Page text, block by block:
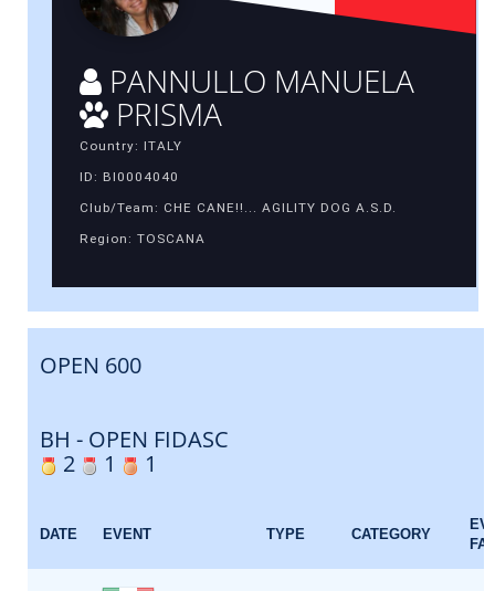
PANNULLO MANUELA
PRISMA
Country: ITALY
ID: BI0004040
Club/Team: CHE CANE!!... AGILITY DOG A.S.D.
Region: TOSCANA
OPEN 600
BH - OPEN FIDASC
2
1 1
DATE EVENT TYPE CATEGORY